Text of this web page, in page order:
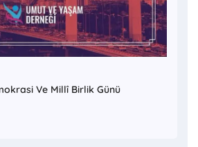
Ve Millî Birlik Günü